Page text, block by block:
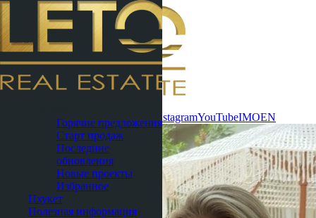
WhatsApp InstagramYouTubeIMOEN
Горячие предложения
Старт продаж
Последние
обновления
Новые проекты
Избранное
Пхукет
Полезная информация